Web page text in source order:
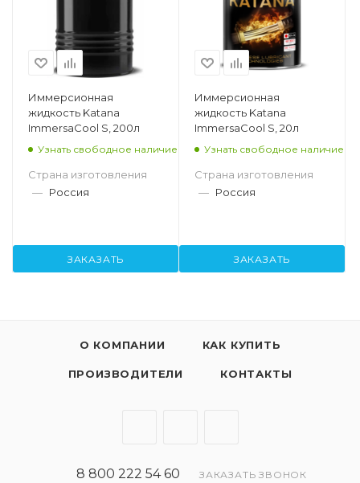
Иммерсионная
жидкость Katana
ImmersaCool S, 200л
Узнать свободное наличие
Страна изготовления
— Россия
ЗАКАЗАТЬ
Иммерсионная
жидкость Katana
ImmersaCool S, 20л
Узнать свободное наличие
Страна изготовления
— Россия
ЗАКАЗАТЬ
О КОМПАНИИ КАК КУПИТЬ
ПРОИЗВОДИТЕЛИ КОНТАКТЫ
8 800 222 54 60 ЗАКАЗАТЬ ЗВОНОК